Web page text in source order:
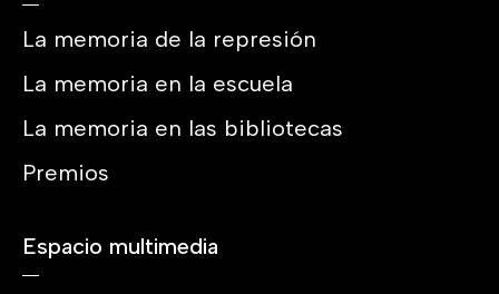
La memoria de la represión
La memoria en la escuela
La memoria en las bibliotecas
Premios
Espacio multimedia